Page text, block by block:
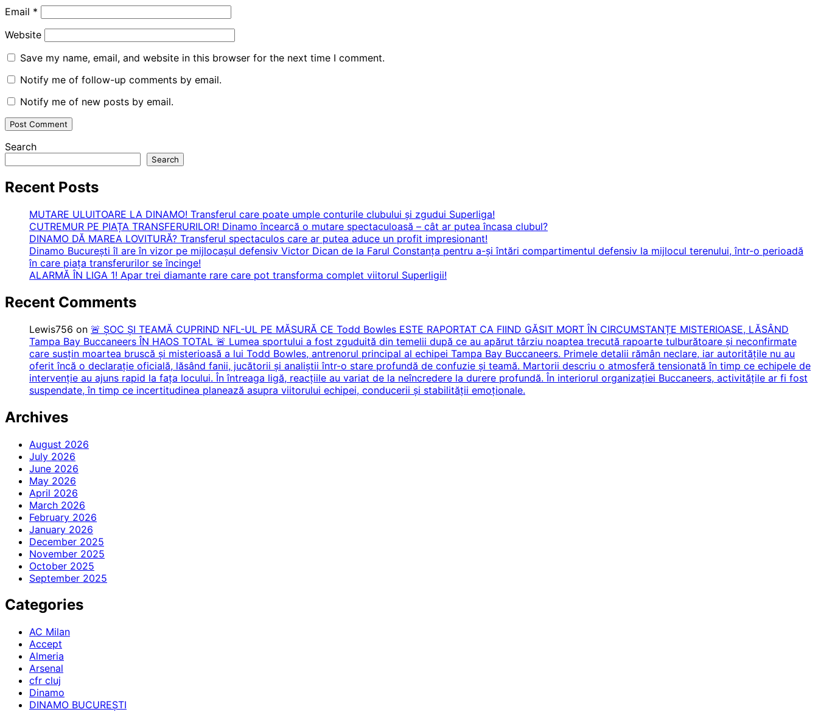
Email *
Website
Save my name, email, and website in this browser for the next time I comment.
Notify me of follow-up comments by email.
Notify me of new posts by email.
Search
Search
Recent Posts
MUTARE ULUITOARE LA DINAMO! Transferul care poate umple conturile clubului și zgudui Superliga!
CUTREMUR PE PIAȚA TRANSFERURILOR! Dinamo încearcă o mutare spectaculoasă – cât ar putea încasa clubul?
DINAMO DĂ MAREA LOVITURĂ? Transferul spectaculos care ar putea aduce un profit impresionant!
Dinamo București îl are în vizor pe mijlocașul defensiv Victor Dican de la Farul Constanța pentru a-și întări compartimentul defensiv la mijlocul terenului, într-o perioadă
în care piața transferurilor se încinge!
ALARMĂ ÎN LIGA 1! Apar trei diamante rare care pot transforma complet viitorul Superligii!
Recent Comments
Lewis756 on 🚨 ȘOC ȘI TEAMĂ CUPRIND NFL-UL PE MĂSURĂ CE Todd Bowles ESTE RAPORTAT CA FIIND GĂSIT MORT ÎN CIRCUMSTANȚE MISTERIOASE, LĂSÂND
Tampa Bay Buccaneers ÎN HAOS TOTAL 🚨 Lumea sportului a fost zguduită din temelii după ce au apărut târziu noaptea trecută rapoarte tulburătoare și neconfirmate
care susțin moartea bruscă și misterioasă a lui Todd Bowles, antrenorul principal al echipei Tampa Bay Buccaneers. Primele detalii rămân neclare, iar autoritățile nu au
oferit încă o declarație oficială, lăsând fanii, jucătorii și analiștii într-o stare profundă de confuzie și teamă. Martorii descriu o atmosferă tensionată în timp ce echipele de
intervenție au ajuns rapid la fața locului. În întreaga ligă, reacțiile au variat de la neîncredere la durere profundă. În interiorul organizației Buccaneers, activitățile ar fi fost
suspendate, în timp ce incertitudinea planează asupra viitorului echipei, conducerii și stabilității emoționale.
Archives
August 2026
July 2026
June 2026
May 2026
April 2026
March 2026
February 2026
January 2026
December 2025
November 2025
October 2025
September 2025
Categories
AC Milan
Accept
Almeria
Arsenal
cfr cluj
Dinamo
DINAMO BUCUREȘTI